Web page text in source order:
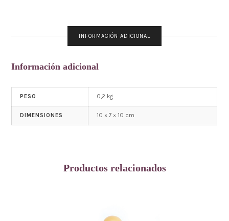
INFORMACIÓN ADICIONAL
Información adicional
PESO 0,2 kg
DIMENSIONES 10 × 7 × 10 cm
Productos relacionados